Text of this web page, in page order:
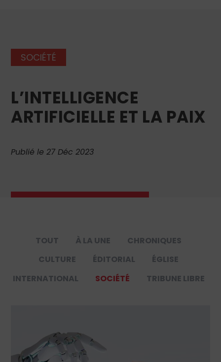
SOCIÉTÉ
L’INTELLIGENCE
ARTIFICIELLE ET LA PAIX
Publié le 27 Déc 2023
TOUT À LA UNE
CHRONIQUES
CULTURE
ÉDITORIAL
ÉGLISE
INTERNATIONAL
SOCIÉTÉ TRIBUNE LIBRE